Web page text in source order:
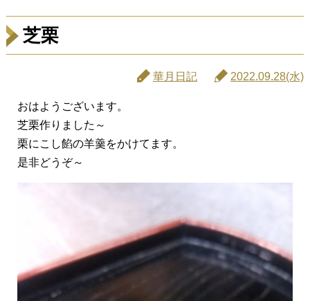
芝栗
華月日記 2022.09.28(水)
おはようございます。
芝栗作りました～
栗にこし餡の羊羹をかけてます。
是非どうぞ～